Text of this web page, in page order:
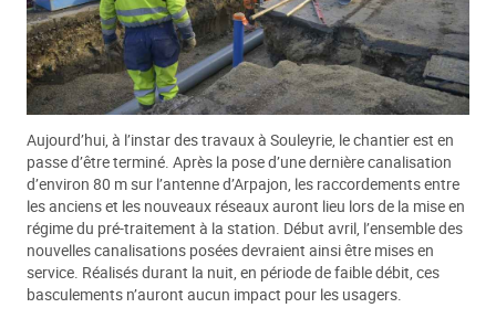
Aujourd’hui, à l’instar des travaux à Souleyrie, le chantier est en
passe d’être terminé. Après la pose d’une dernière canalisation
d’environ 80 m sur l’antenne d’Arpajon, les raccordements entre
les anciens et les nouveaux réseaux auront lieu lors de la mise en
régime du pré-traitement à la station. Début avril, l’ensemble des
nouvelles canalisations posées devraient ainsi être mises en
service. Réalisés durant la nuit, en période de faible débit, ces
basculements n’auront aucun impact pour les usagers.